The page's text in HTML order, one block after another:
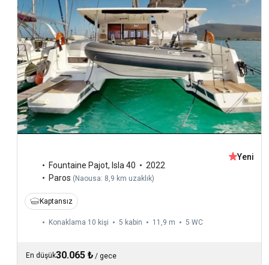
Fountaine Pajot, Isla 40
2022
Paros (Naousa: 8,9 km uzaklık)
Yeni
Kaptansız
Konaklama 10 kişi 5 kabin 11,9 m 5 WC
En düşük30.065 ₺ / gece